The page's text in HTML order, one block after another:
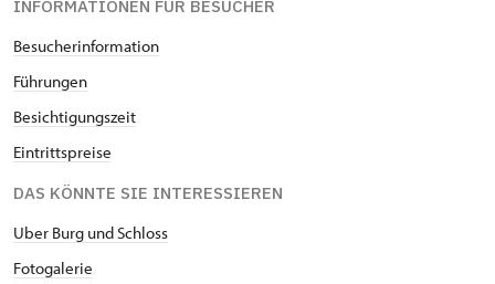
INFORMATIONEN FÜR BESUCHER
Besucherinformation
Führungen
Besichtigungszeit
Eintrittspreise
DAS KÖNNTE SIE INTERESSIEREN
Uber Burg und Schloss
Fotogalerie